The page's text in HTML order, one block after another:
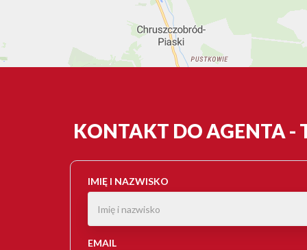
KONTAKT DO AGENTA -
IMIĘ I NAZWISKO
EMAIL